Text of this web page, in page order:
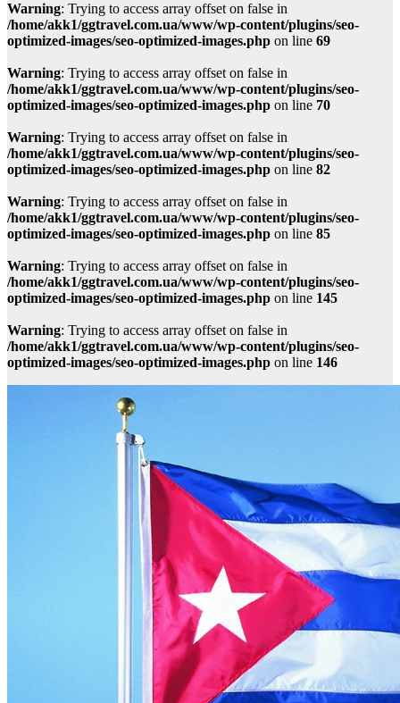
Warning: Trying to access array offset on false in
/home/akk1/ggtravel.com.ua/www/wp-content/plugins/seo-
optimized-images/seo-optimized-images.php on line 69
Warning: Trying to access array offset on false in
/home/akk1/ggtravel.com.ua/www/wp-content/plugins/seo-
optimized-images/seo-optimized-images.php on line 70
Warning: Trying to access array offset on false in
/home/akk1/ggtravel.com.ua/www/wp-content/plugins/seo-
optimized-images/seo-optimized-images.php on line 82
Warning: Trying to access array offset on false in
/home/akk1/ggtravel.com.ua/www/wp-content/plugins/seo-
optimized-images/seo-optimized-images.php on line 85
Warning: Trying to access array offset on false in
/home/akk1/ggtravel.com.ua/www/wp-content/plugins/seo-
optimized-images/seo-optimized-images.php on line 145
Warning: Trying to access array offset on false in
/home/akk1/ggtravel.com.ua/www/wp-content/plugins/seo-
optimized-images/seo-optimized-images.php on line 146